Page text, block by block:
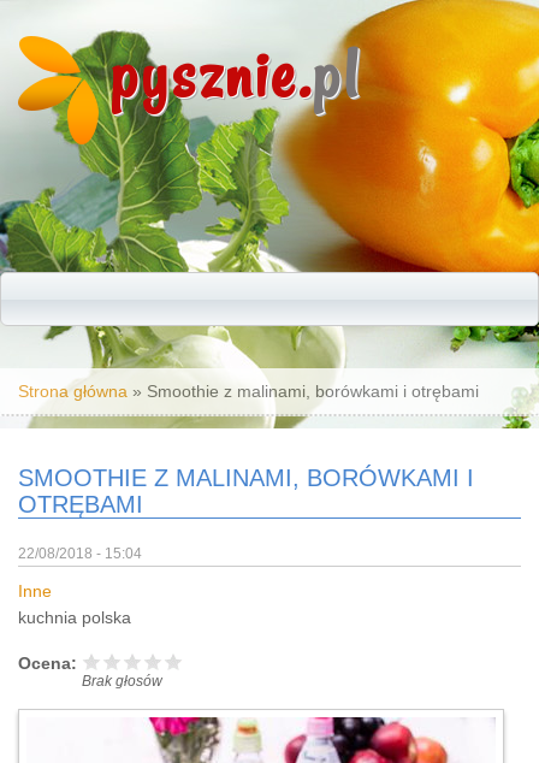
pysznie.pl
Jesteś tutaj
Strona główna » Smoothie z malinami, borówkami i otrębami
SMOOTHIE Z MALINAMI, BORÓWKAMI I
OTRĘBAMI
22/08/2018 - 15:04
Inne
kuchnia polska
Ocena:
Brak głosów